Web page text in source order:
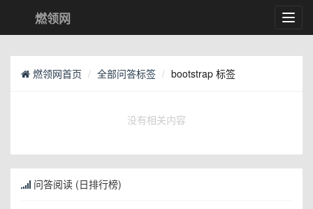
燃领网
燃领网首页 全部问答标签 bootstrap 标签
没有相关内容
问答阅读 (日排行榜)